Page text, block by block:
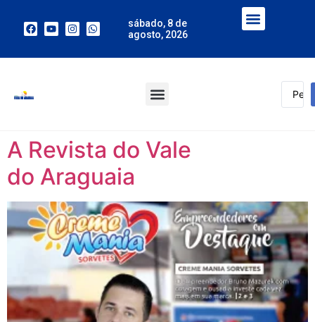
sábado, 8 de
agosto, 2026
A Revista do Vale
do Araguaia